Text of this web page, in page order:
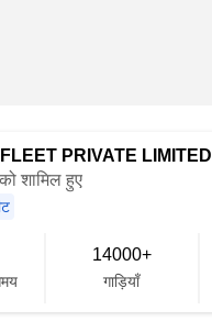
PRIVATE LIMITED
शामिल हुए
14000+
गाड़ियाँ